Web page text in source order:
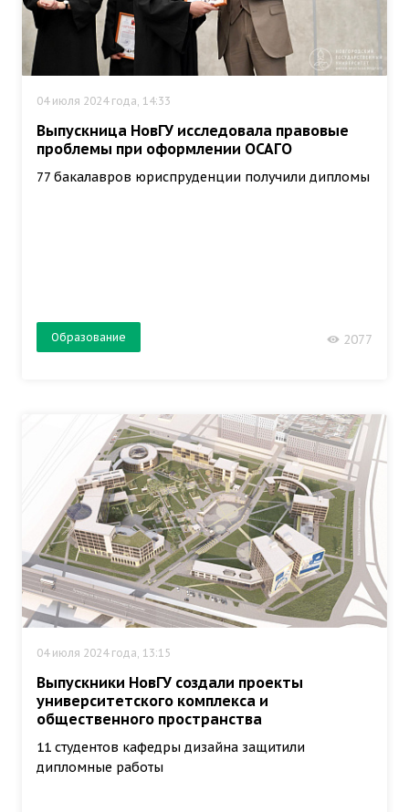
04 июля 2024 года, 14:33
Выпускница НовГУ исследовала правовые
проблемы при оформлении ОСАГО
77 бакалавров юриспруденции получили дипломы
Образование 2077
04 июля 2024 года, 13:15
Выпускники НовГУ создали проекты
университетского комплекса и
общественного пространства
11 студентов кафедры дизайна защитили
дипломные работы